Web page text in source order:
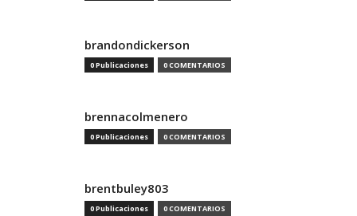
brandondickerson
0 Publicaciones 0 COMENTARIOS
brennacolmenero
0 Publicaciones 0 COMENTARIOS
brentbuley803
0 Publicaciones 0 COMENTARIOS